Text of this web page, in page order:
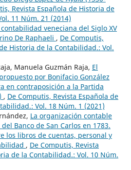
Revista Española de Historia de
11 Núm. 21 (2014)
contabilidad veneciana del Siglo XV
De Raphaeli , De Computis,
Historia de la Contabilidad.: Vol.
Manuela Guzmán Raja, El
por Bonifacio González
en contraposición a la Partida
, De Computis, Revista Española de
Vol. 18 Núm. 1 (2021)
La organización contable
Banco de San Carlos en 1783.
los libros de cuentas, personal y
, De Computis, Revista
de la Contabilidad.: Vol. 10 Núm.